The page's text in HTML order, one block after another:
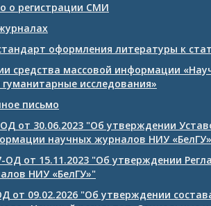
о регистрации СМИ
оформления литературы к
средства массовой информации
исследования»
письмо
от 30.06.2023 "Об утверждении
научных журналов НИУ «БелГУ»
ОД от 15.11.2023 "Об утверждении
НИУ «БелГУ»"
от 09.02.2026 "Об утверждении